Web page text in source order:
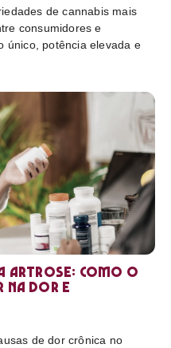
de cannabis mais
consumidores e
único, potência elevada e
artrose: como o
na dor e
de dor crônica no